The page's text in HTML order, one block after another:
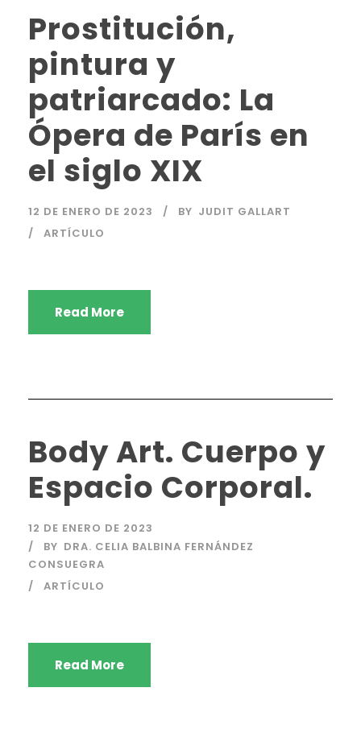
Prostitución,
pintura y
patriarcado: La
Ópera de París en
el siglo XIX
12 DE ENERO DE 2023 BY JUDIT GALLART
ARTÍCULO
Read More
Body Art. Cuerpo y
Espacio Corporal.
12 DE ENERO DE 2023
BY DRA. CELIA BALBINA FERNÁNDEZ
CONSUEGRA
ARTÍCULO
Read More